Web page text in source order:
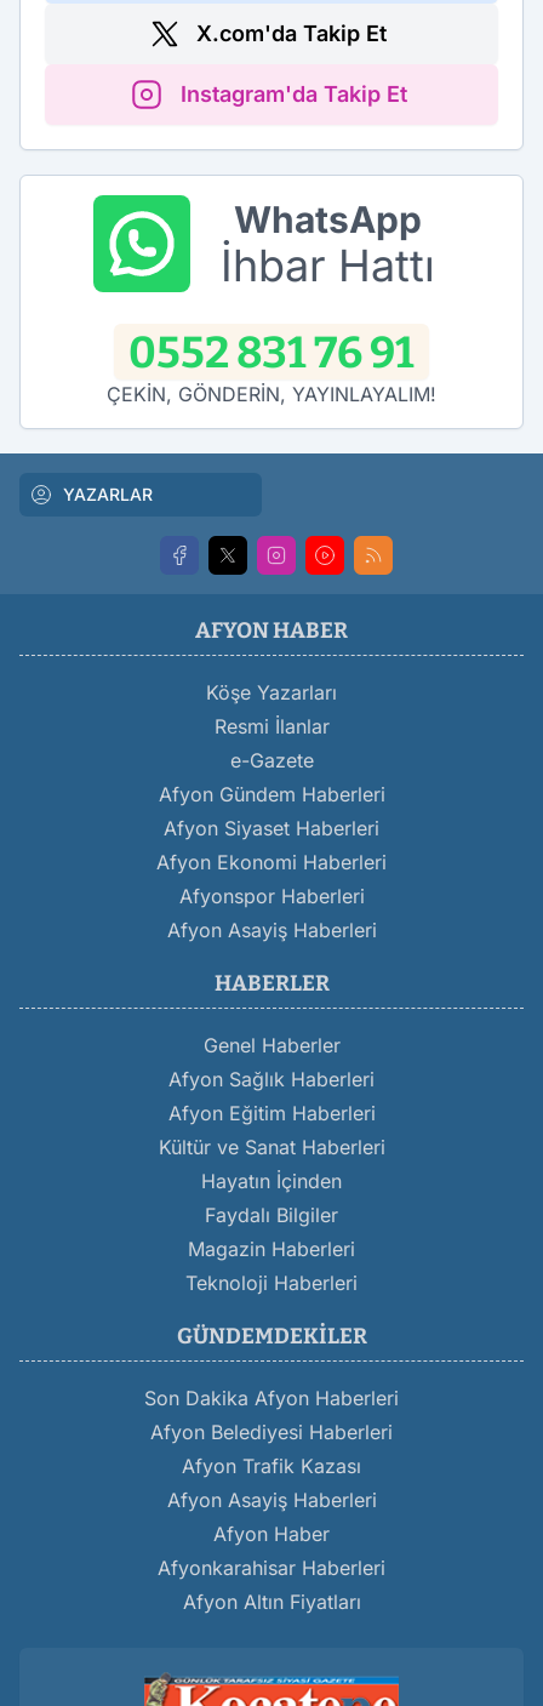
X.com'da Takip Et
Instagram'da Takip Et
WhatsApp
İhbar Hattı
0552 831 76 91
ÇEKİN, GÖNDERİN, YAYINLAYALIM!
YAZARLAR
AFYON HABER
Köşe Yazarları
Resmi İlanlar
e-Gazete
Afyon Gündem Haberleri
Afyon Siyaset Haberleri
Afyon Ekonomi Haberleri
Afyonspor Haberleri
Afyon Asayiş Haberleri
HABERLER
Genel Haberler
Afyon Sağlık Haberleri
Afyon Eğitim Haberleri
Kültür ve Sanat Haberleri
Hayatın İçinden
Faydalı Bilgiler
Magazin Haberleri
Teknoloji Haberleri
GÜNDEMDEKILER
Son Dakika Afyon Haberleri
Afyon Belediyesi Haberleri
Afyon Trafik Kazası
Afyon Asayiş Haberleri
Afyon Haber
Afyonkarahisar Haberleri
Afyon Altın Fiyatları